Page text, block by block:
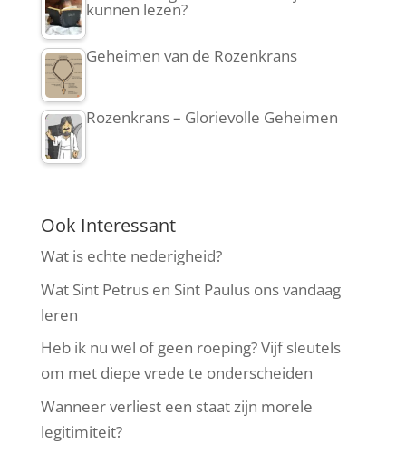
kunnen lezen?
Geheimen van de Rozenkrans
Rozenkrans – Glorievolle Geheimen
Ook Interessant
Wat is echte nederigheid?
Wat Sint Petrus en Sint Paulus ons vandaag
leren
Heb ik nu wel of geen roeping? Vijf sleutels
om met diepe vrede te onderscheiden
Wanneer verliest een staat zijn morele
legitimiteit?